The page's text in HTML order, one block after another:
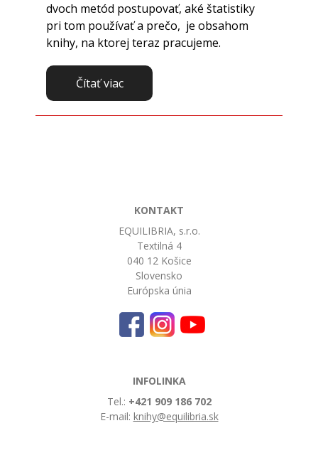
dvoch metód postupovať, aké štatistiky
pri tom používať a prečo, je obsahom
knihy, na ktorej teraz pracujeme.
Čítať viac
KONTAKT
EQUILIBRIA, s.r.o.
Textilná 4
040 12 Košice
Slovensko
Európska únia
INFOLINKA
Tel.: +421 909 186 702
E-mail: knihy@equilibria.sk